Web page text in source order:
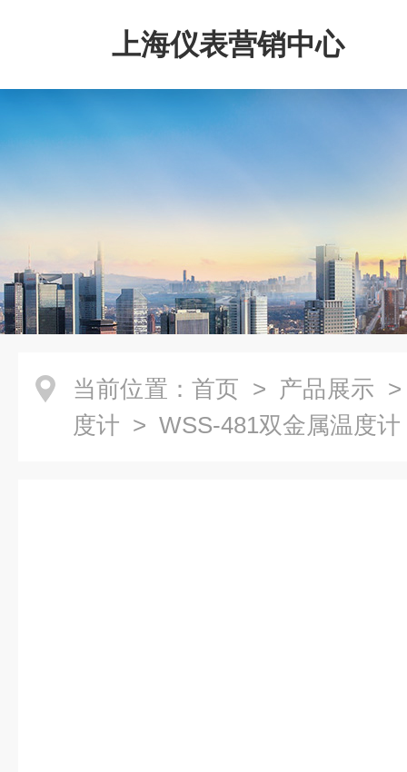
上海仪表营销中心
当前位置： 首页 > 产品展示
度计 > WSS-481双金属温度计